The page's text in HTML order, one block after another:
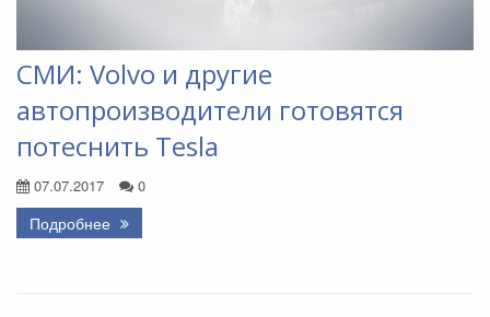
СМИ: Volvo и другие
автопроизводители готовятся
потеснить Tesla
07.07.2017 0
Подробнее